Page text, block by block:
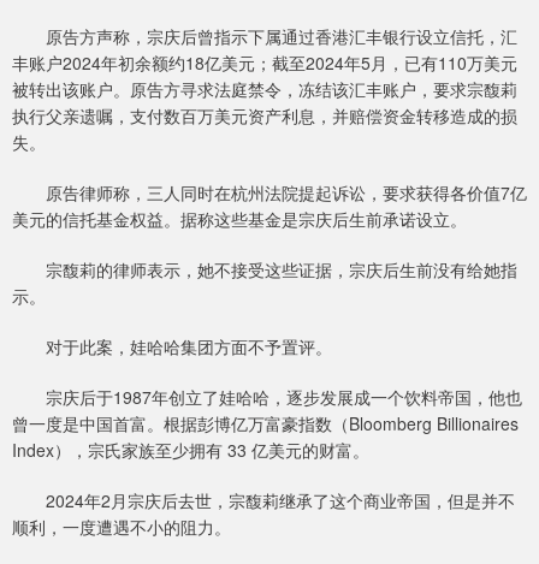
原告方声称，宗庆后曾指示下属通过香港汇丰银行设立信托，汇
丰账户2024年初余额约18亿美元；截至2024年5月，已有110万美元
被转出该账户。原告方寻求法庭禁令，冻结该汇丰账户，要求宗馥莉
执行父亲遗嘱，支付数百万美元资产利息，并赔偿资金转移造成的损
失。
原告律师称，三人同时在杭州法院提起诉讼，要求获得各价值7亿
美元的信托基金权益。据称这些基金是宗庆后生前承诺设立。
宗馥莉的律师表示，她不接受这些证据，宗庆后生前没有给她指
示。
对于此案，娃哈哈集团方面不予置评。
宗庆后于1987年创立了娃哈哈，逐步发展成一个饮料帝国，他也
曾一度是中国首富。根据彭博亿万富豪指数（Bloomberg Billionaires
Index），宗氏家族至少拥有 33 亿美元的财富。
2024年2月宗庆后去世，宗馥莉继承了这个商业帝国，但是并不
顺利，一度遭遇不小的阻力。